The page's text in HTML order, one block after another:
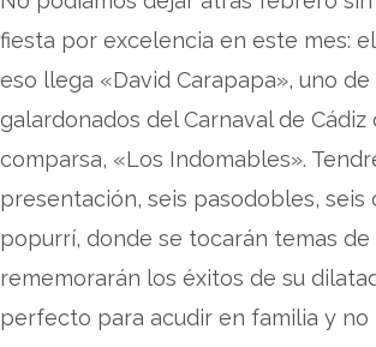
fiesta por excelencia en este mes:
eso llega «David Carapapa», uno
galardonados del Carnaval de Cádiz
comparsa, «Los Indomables».
presentación, seis pasodobles, seis
popurrí, donde se tocarán temas de
rememorarán los éxitos de su
perfecto para acudir en familia y no